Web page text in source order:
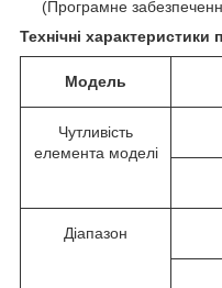
(Програмне
Технічні характеристики
Модель
Чутливість
елемента моделі
Діапазон